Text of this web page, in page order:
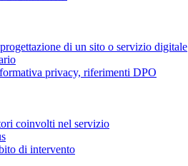
di un sito o servizio digitale
privacy, riferimenti DPO
coinvolti nel servizio
di intervento